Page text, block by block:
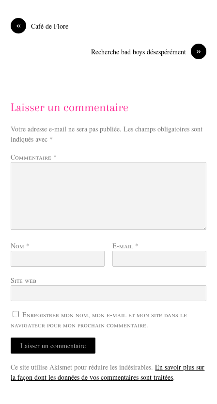
o
o
k
I
« Café de Flore
»
Recherche bad boys désespérément
Laisser un commentaire
Votre adresse e-mail ne sera pas publiée. Les champs obligatoires sont
indiqués avec *
Commentaire *
Nom * E-mail *
Site web
Enregistrer mon nom, mon e-mail et mon site dans le
navigateur pour mon prochain commentaire.
Ce site utilise Akismet pour réduire les indésirables.En savoir plus sur
la façon dont les données de vos commentaires sont traitées.